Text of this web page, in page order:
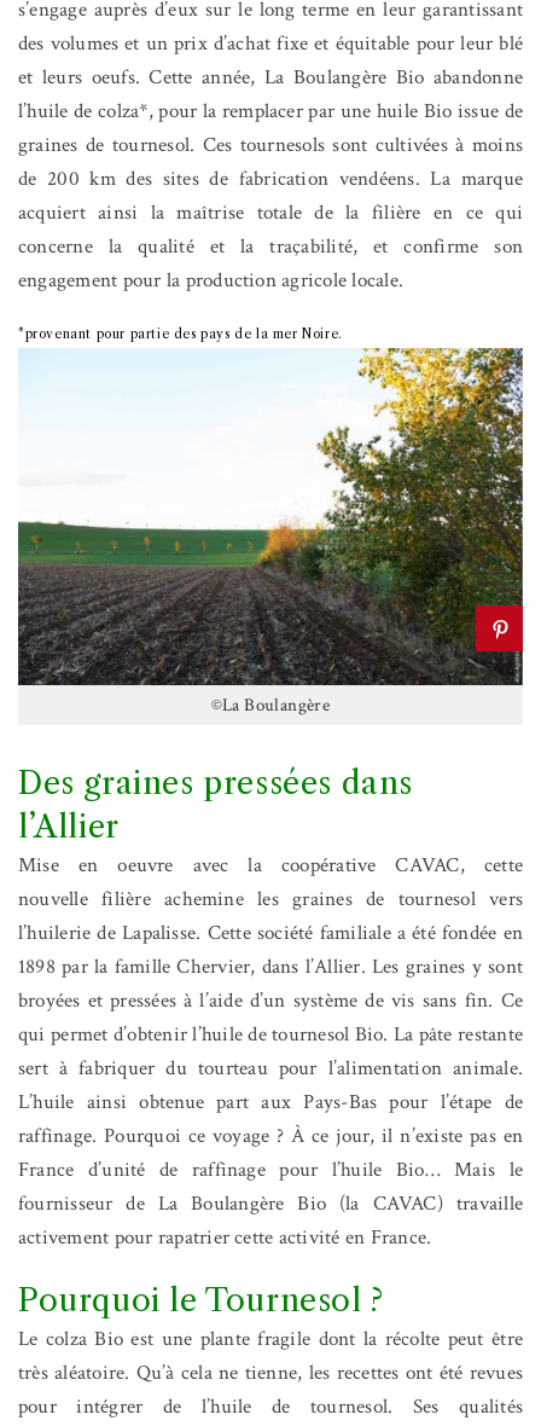
s’engage auprès d’eux sur le long terme en leur garantissant
des volumes et un prix d’achat fixe et équitable pour leur blé
et leurs oeufs. Cette année, La Boulangère Bio abandonne
l’huile de colza*, pour la remplacer par une huile Bio issue de
graines de tournesol. Ces tournesols sont cultivées à moins
de 200 km des sites de fabrication vendéens. La marque
acquiert ainsi la maîtrise totale de la filière en ce qui
concerne la qualité et la traçabilité, et confirme son
engagement pour la production agricole locale.
*provenant pour partie des pays de la mer Noire.
©La Boulangère
Des graines pressées dans
l’Allier
Mise en oeuvre avec la coopérative CAVAC, cette
nouvelle filière achemine les graines de tournesol vers
l’huilerie de Lapalisse. Cette société familiale a été fondée en
1898 par la famille Chervier, dans l’Allier. Les graines y sont
broyées et pressées à l’aide d’un système de vis sans fin. Ce
qui permet d’obtenir l’huile de tournesol Bio. La pâte restante
sert à fabriquer du tourteau pour l’alimentation animale.
L’huile ainsi obtenue part aux Pays-Bas pour l’étape de
raffinage. Pourquoi ce voyage ? À ce jour, il n’existe pas en
France d’unité de raffinage pour l’huile Bio… Mais le
fournisseur de La Boulangère Bio (la CAVAC) travaille
activement pour rapatrier cette activité en France.
Pourquoi le Tournesol ?
Le colza Bio est une plante fragile dont la récolte peut être
très aléatoire. Qu’à cela ne tienne, les recettes ont été revues
pour intégrer de l’huile de tournesol. Ses qualités